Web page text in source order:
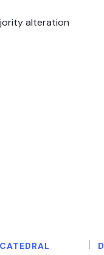
alteration
CATEDRAL